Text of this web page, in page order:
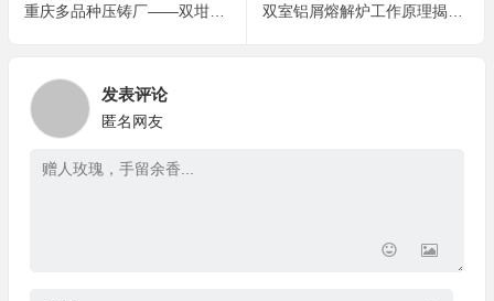
重庆多品种压铸厂——双坩埚旋转炉让换合金时间从2小时缩到8分钟
发表评论
匿名网友